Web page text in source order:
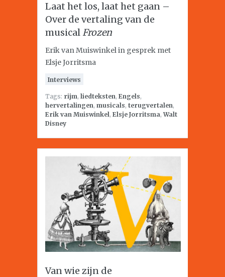
Laat het los, laat het gaan –
Over de vertaling van de
musical Frozen
Erik van Muiswinkel in gesprek met
Elsje Jorritsma
Interviews
Tags: rijm, liedteksten, Engels,
hervertalingen, musicals, terugvertalen,
Erik van Muiswinkel, Elsje Jorritsma,Walt
Disney
Van wie zijn de